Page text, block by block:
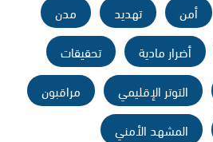
أمن تهديد
مدن
أضرار مادية
تحقيقات
التوتر الإقليمي
مراقبون
المشهد الأمني